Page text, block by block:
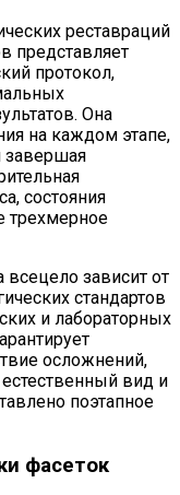
реставраций
представляет
протокол,
Она
на каждом этапе,
завершая
состояния
трехмерное
зависит от
стандартов
и лабораторных
осложнений,
вид и
поэтапное
фасеток